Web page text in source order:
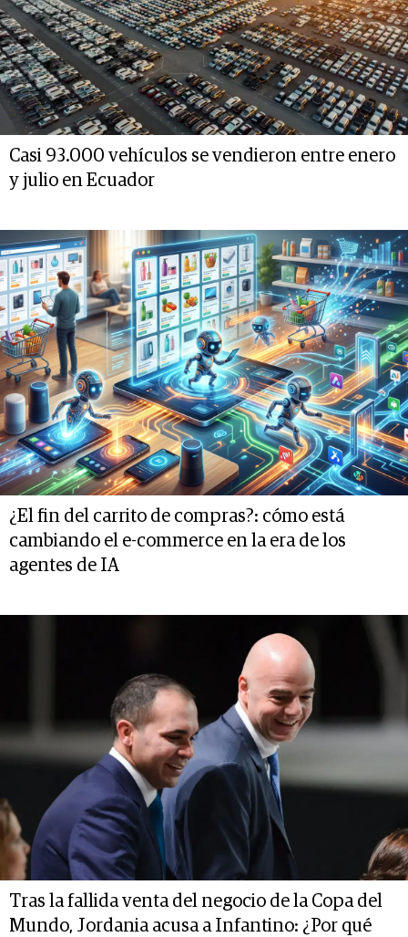
Casi 93.000 vehículos se vendieron entre enero
y julio en Ecuador
¿El fin del carrito de compras?: cómo está
cambiando el e-commerce en la era de los
agentes de IA
Tras la fallida venta del negocio de la Copa del
Mundo, Jordania acusa a Infantino: ¿Por qué